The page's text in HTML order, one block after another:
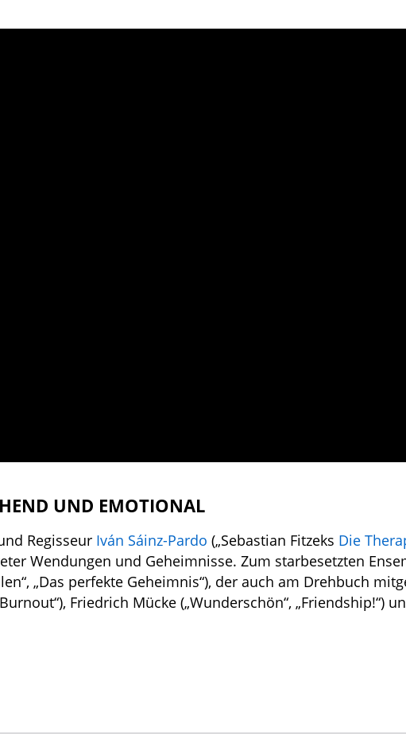
UND EMOTIONAL
Regisseur Iván Sáinz-Pardo („Sebastian Fitzeks Die
Wendungen und Geheimnisse. Zum starbesetzten
„Das perfekte Geheimnis“), der auch am Drehbuch
Friedrich Mücke („Wunderschön“, „Friendship!“)